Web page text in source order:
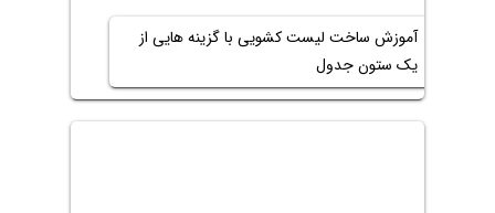
آموزش ساخت لیست کشویی با گزینه هایی از
یک ستون جدول